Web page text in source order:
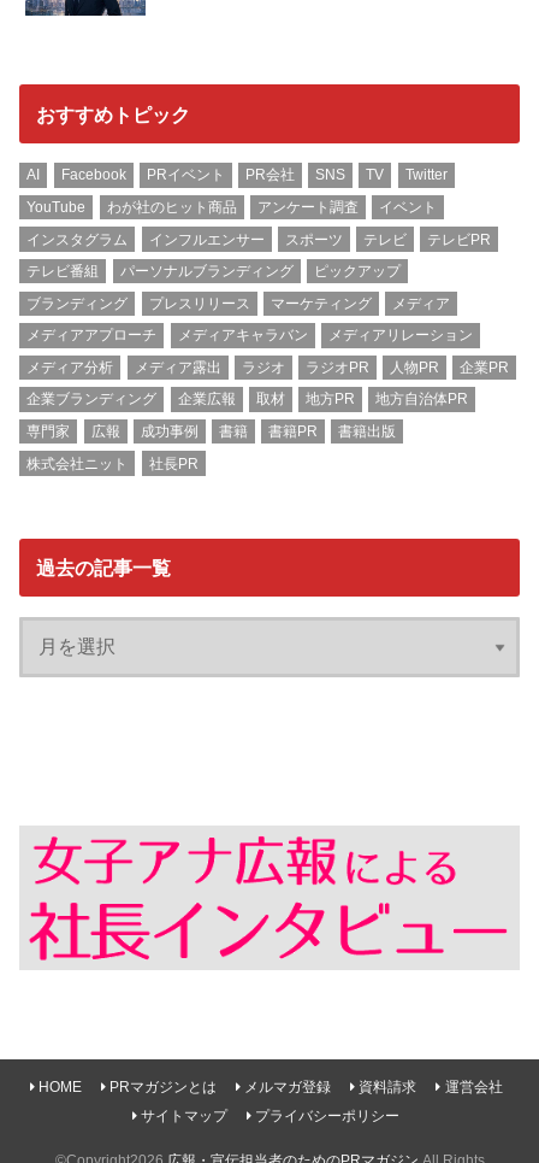
おすすめトピック
AI Facebook PRイベント PR会社 SNS TV
Twitter
YouTube
わが社のヒット商品 アンケート調査
イベント
インスタグラム
インフルエンサー スポーツ テレビ
テレビPR
テレビ番組
パーソナルブランディング
ピックアップ
ブランディング
プレスリリース マーケティング
メディア
メディアアプローチ
メディアキャラバン
メディアリレーション
メディア分析
メディア露出 ラジオ ラジオPR 人物PR
企業PR
企業ブランディング
企業広報 取材 地方PR
地方自治体PR
専門家
広報 成功事例 書籍 書籍PR
書籍出版
株式会社ニット
社長PR
過去の記事一覧
HOME PRマガジンとは メルマガ登録 資料請求
運営会社
サイトマップ
プライバシーポリシー